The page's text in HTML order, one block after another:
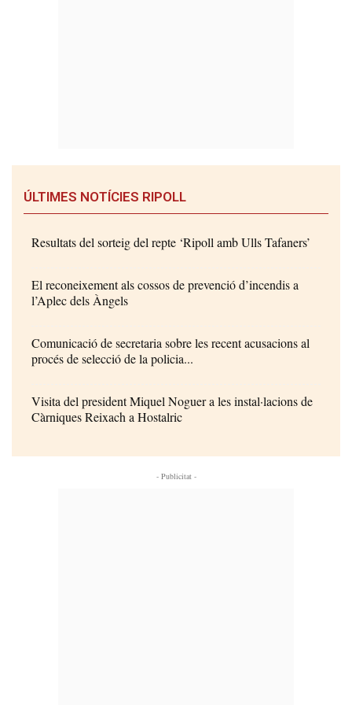
ÚLTIMES NOTÍCIES RIPOLL
Resultats del sorteig del repte ‘Ripoll amb Ulls Tafaners’
El reconeixement als cossos de prevenció d’incendis a
l’Aplec dels Àngels
Comunicació de secretaria sobre les recent acusacions al
procés de selecció de la policia...
Visita del president Miquel Noguer a les instal·lacions de
Càrniques Reixach a Hostalric
- Publicitat -